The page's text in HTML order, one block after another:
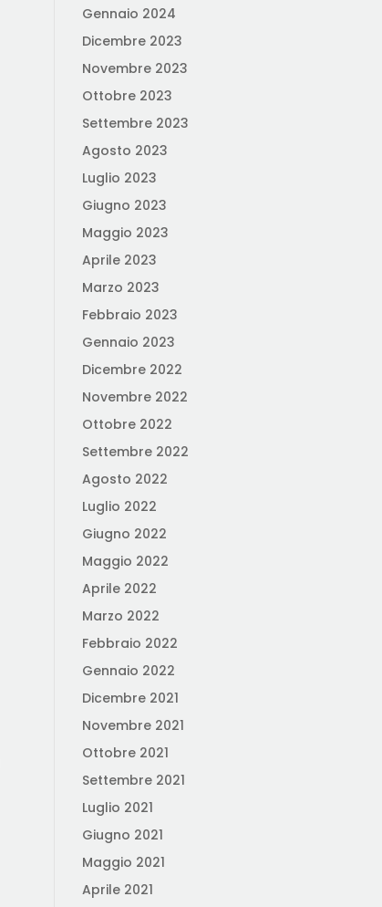
Gennaio 2024
Dicembre 2023
Novembre 2023
Ottobre 2023
Settembre 2023
Agosto 2023
Luglio 2023
Giugno 2023
Maggio 2023
Aprile 2023
Marzo 2023
Febbraio 2023
Gennaio 2023
Dicembre 2022
Novembre 2022
Ottobre 2022
Settembre 2022
Agosto 2022
Luglio 2022
Giugno 2022
Maggio 2022
Aprile 2022
Marzo 2022
Febbraio 2022
Gennaio 2022
Dicembre 2021
Novembre 2021
Ottobre 2021
Settembre 2021
Luglio 2021
Giugno 2021
Maggio 2021
Aprile 2021